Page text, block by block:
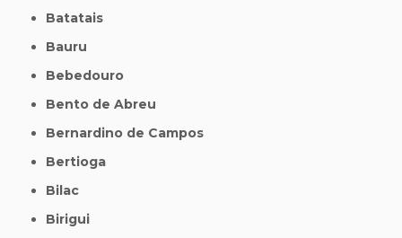
Batatais
Bauru
Bebedouro
Bento de Abreu
Bernardino de Campos
Bertioga
Bilac
Birigui